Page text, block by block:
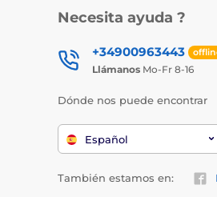
Necesita ayuda ?
+34900963443
Llámanos Mo-Fr 8-16
Dónde nos puede encontrar
Español
También estamos en: